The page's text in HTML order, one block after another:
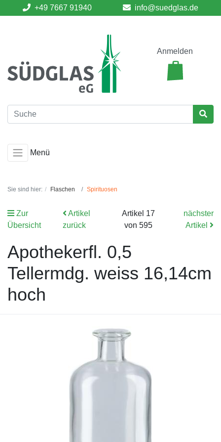
+49 7667 91940 info@suedglas.de
Anmelden
Menü
Sie sind hier: Flaschen Spirituosen
Zur
Übersicht
Artikel
zurück
Artikel 17
von 595
nächster
Artikel
Apothekerfl. 0,5
Tellermdg. weiss 16,14cm
hoch